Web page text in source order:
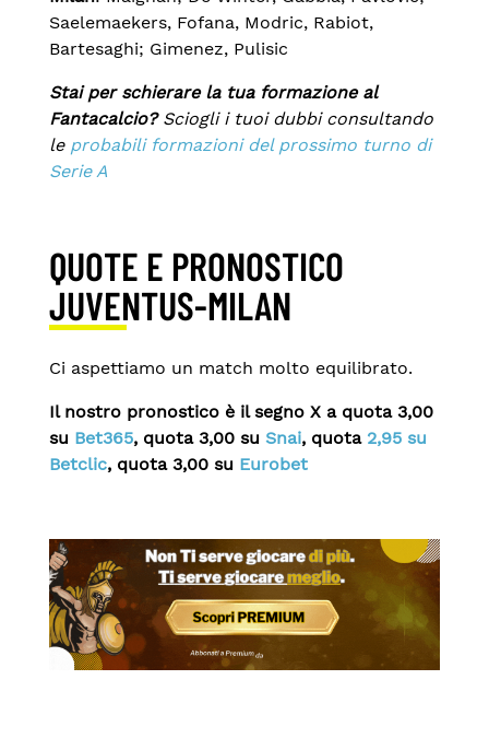
Saelemaekers, Fofana, Modric, Rabiot,
Bartesaghi; Gimenez, Pulisic
Stai per schierare la tua formazione al
Fantacalcio? Sciogli i tuoi dubbi consultando
le probabili formazioni del prossimo turno di
Serie A
QUOTE E PRONOSTICO
JUVENTUS-MILAN
Ci aspettiamo un match molto equilibrato.
Il nostro pronostico è il segno X a quota 3,00
su Bet365, quota 3,00 su Snai, quota 2,95 su
Betclic, quota 3,00 su Eurobet